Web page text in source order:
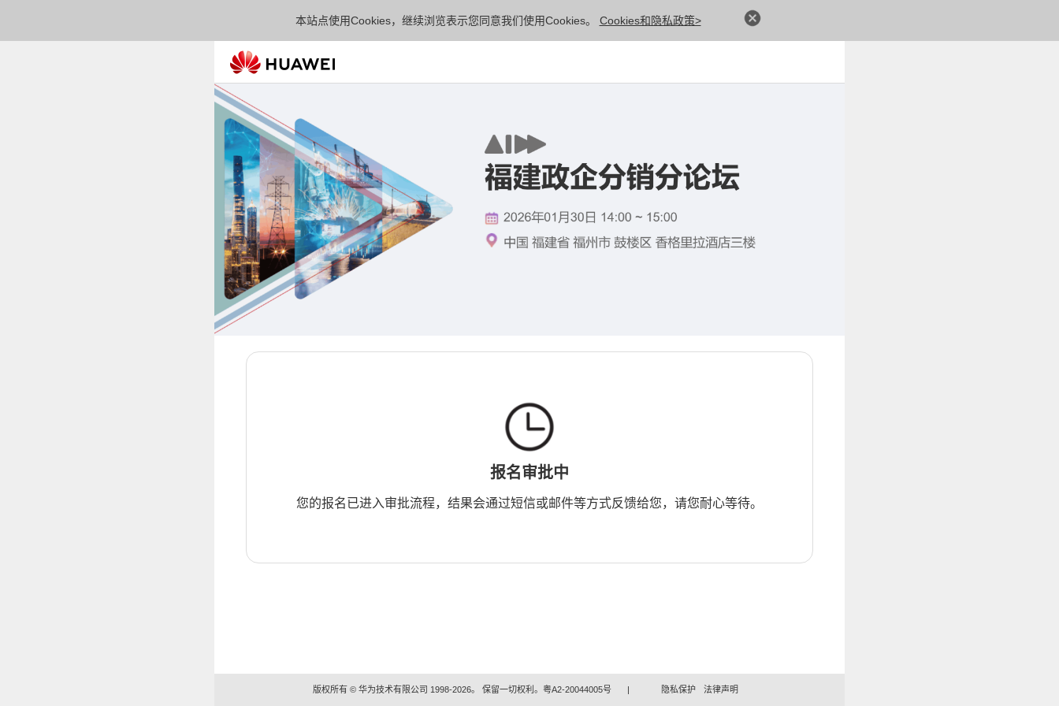
本站点使用Cookies，继续浏览表示您同意我们使用Cookies。 Cookies和隐私政策>
报名审批中
您的报名已进入审批流程，结果会通过短信或邮件等方式反馈给您，请您耐心等待。
版权所有 © 华为技术有限公司 1998-2026。 保留一切权利。粤A2-20044005号 | 隐私保护 法律声明